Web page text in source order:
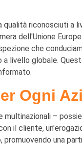
riconosciuti a
dell'Unione
che
a livello globale.
Ogni
multinazionali –
il cliente,
una